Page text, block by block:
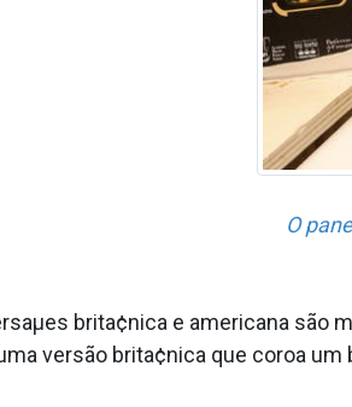
O
brita¢nica e americana são
versão brita¢nica que coroa